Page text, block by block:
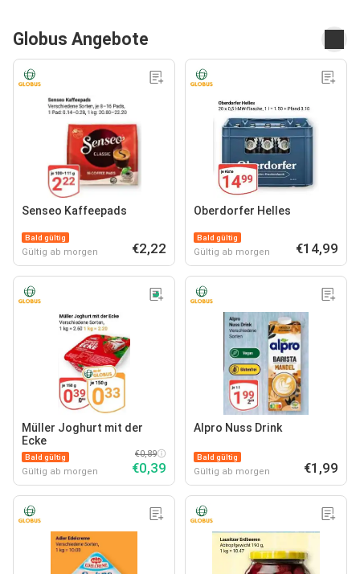
Globus Angebote
Senseo Kaffeepads
Bald gültig
Gültig ab morgen €2,22
Oberdorfer Helles
Bald gültig
Gültig ab morgen €14,99
Müller Joghurt mit der
Ecke
Bald gültig
Gültig ab morgen
€0,89
€0,39
Alpro Nuss Drink
Bald gültig
Gültig ab morgen €1,99